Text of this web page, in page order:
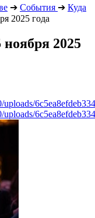
➔ События ➔ Куда
2025 года
2025